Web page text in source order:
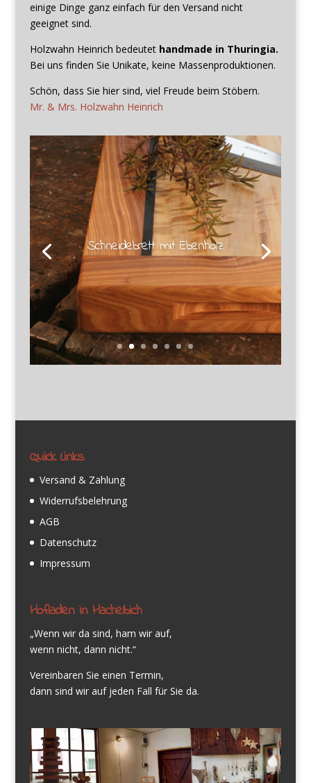
einige Dinge ganz einfach für den Versand nicht
geeignet sind.
Holzwahn Heinrich bedeutet handmade in Thuringia.
Bei uns finden Sie Unikate, keine Massenproduktionen.
Schön, dass Sie hier sind, viel Freude beim Stöbern.
Mr. & Mrs. Holzwahn Heinrich
Schneidebrett mit Ebenholz
Quick Links
Versand & Zahlung
Widerrufsbelehrung
AGB
Datenschutz
Impressum
Hofladen in Hachelbich
„Wenn wir da sind, ham wir auf,
wenn nicht, dann nicht.“
Vereinbaren Sie einen Termin,
dann sind wir auf jeden Fall für Sie da.